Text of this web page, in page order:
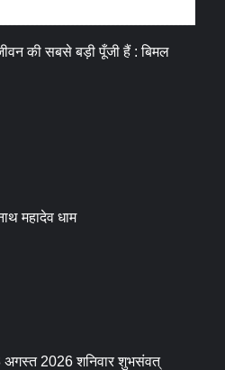
की सबसे बड़ी पूँजी हैं : बिमल
महादेव धाम
2026 शनिवार शुभसंवत्